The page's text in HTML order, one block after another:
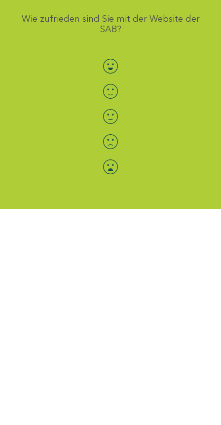
Wie zufrieden sind Sie mit der Website der
SAB?
Bewertung auswählen